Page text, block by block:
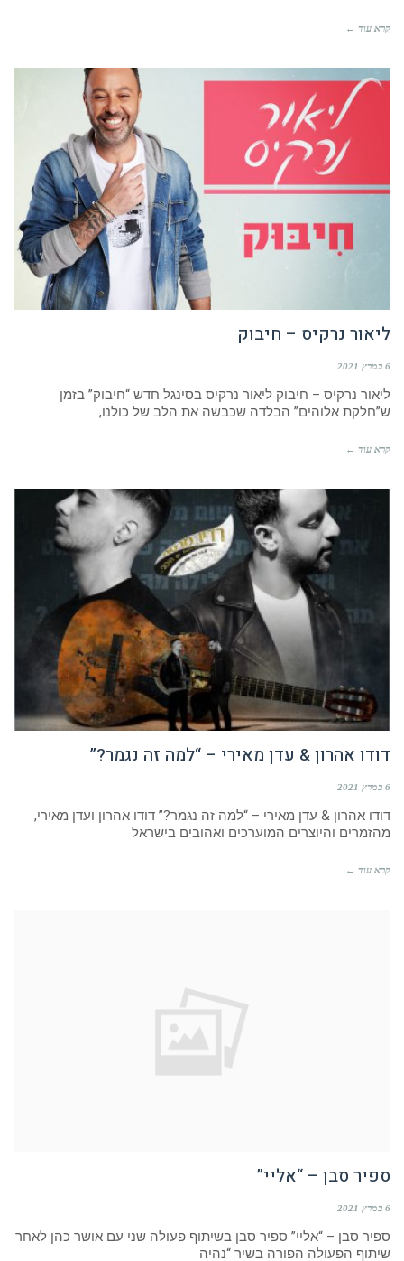
קרא עוד ←
ליאור נרקיס – חיבוק
6 במרץ 2021
ליאור נרקיס – חיבוק ליאור נרקיס בסינגל חדש “חיבוק” בזמן
ש”חלקת אלוהים” הבלדה שכבשה את הלב של כולנו,
קרא עוד ←
דודו אהרון & עדן מאירי – “למה זה נגמר?”
6 במרץ 2021
דודו אהרון & עדן מאירי – “למה זה נגמר?” דודו אהרון ועדן מאירי,
מהזמרים והיוצרים המוערכים ואהובים בישראל
קרא עוד ←
ספיר סבן – “אליי”
6 במרץ 2021
ספיר סבן – “אליי” ספיר סבן בשיתוף פעולה שני עם אושר כהן לאחר
שיתוף הפעולה הפורה בשיר “נהיה